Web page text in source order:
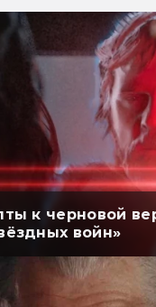
к черновой
войн»